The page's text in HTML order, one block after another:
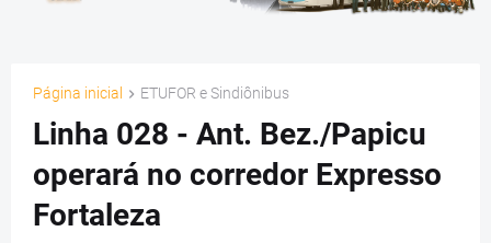
Página inicial ETUFOR e Sindiônibus
Linha 028 - Ant. Bez./Papicu
operará no corredor Expresso
Fortaleza